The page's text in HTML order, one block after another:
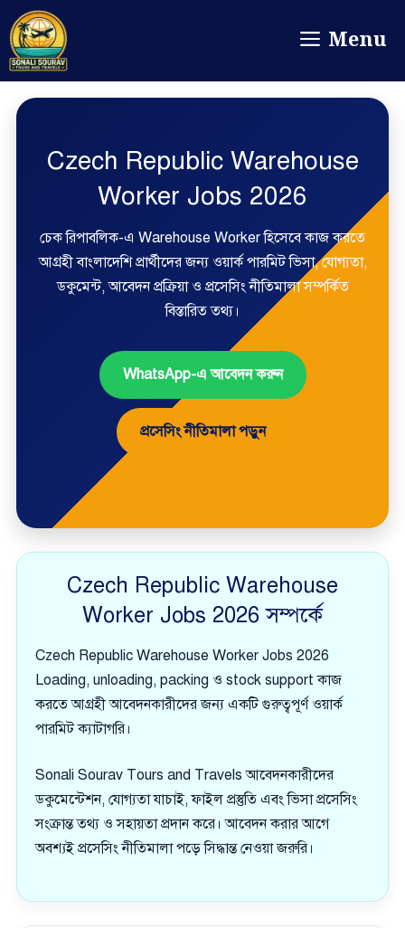
Menu
Czech Republic Warehouse
Worker Jobs 2026
চেক রিপাবলিক-এ Warehouse Worker হিসেবে কাজ করতে
আগ্রহী বাংলাদেশি প্রার্থীদের জন্য ওয়ার্ক পারমিট ভিসা, যোগ্যতা,
ডকুমেন্ট, আবেদন প্রক্রিয়া ও প্রসেসিং নীতিমালা সম্পর্কিত
বিস্তারিত তথ্য।
WhatsApp-এ আবেদন করুন
প্রসেসিং নীতিমালা পড়ুন
Czech Republic Warehouse
Worker Jobs 2026 সম্পর্কে
Czech Republic Warehouse Worker Jobs 2026
Loading, unloading, packing ও stock support কাজ
করতে আগ্রহী আবেদনকারীদের জন্য একটি গুরুত্বপূর্ণ ওয়ার্ক
পারমিট ক্যাটাগরি।
Sonali Sourav Tours and Travels আবেদনকারীদের
ডকুমেন্টেশন, যোগ্যতা যাচাই, ফাইল প্রস্তুতি এবং ভিসা প্রসেসিং
সংক্রান্ত তথ্য ও সহায়তা প্রদান করে। আবেদন করার আগে
অবশ্যই প্রসেসিং নীতিমালা পড়ে সিদ্ধান্ত নেওয়া জরুরি।